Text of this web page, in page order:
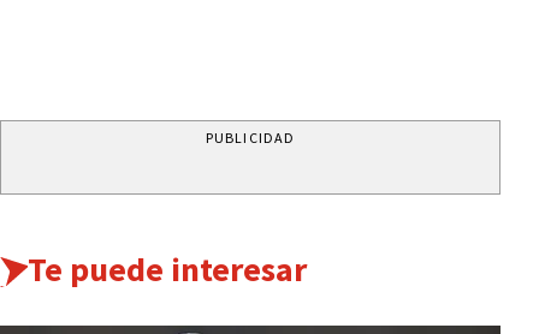
PUBLICIDAD
Te puede interesar